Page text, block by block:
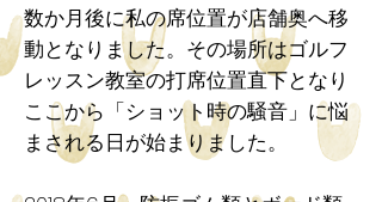
数か月後に私の席位置が店舗奥へ移
動となりました。その場所はゴルフ
レッスン教室の打席位置直下となり
ここから「ショット時の騒音」に悩
まされる日が始まりました。